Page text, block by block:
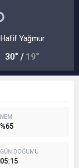
Hafif Yağmur
30° / 19°
NEM
%65
GÜN DOĞUMU
05:15